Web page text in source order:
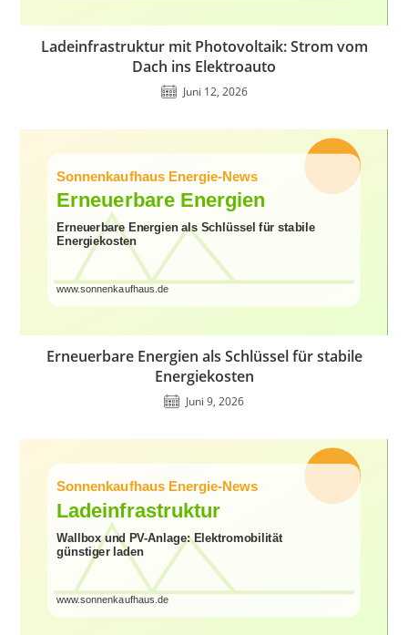
Ladeinfrastruktur mit Photovoltaik: Strom vom
Dach ins Elektroauto
Juni 12, 2026
Erneuerbare Energien als Schlüssel für stabile
Energiekosten
Juni 9, 2026